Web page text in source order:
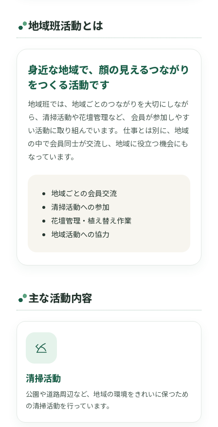
地域班活動とは
身近な地域で、顔の見えるつながり
をつくる活動です
地域班では、地域ごとのつながりを大切にしなが
ら、清掃活動や花壇管理など、 会員が参加しやす
い活動に取り組んでいます。 仕事とは別に、地域
の中で会員同士が交流し、地域に役立つ機会にも
なっています。
地域ごとの会員交流
清掃活動への参加
花壇管理・植え替え作業
地域活動への協力
主な活動内容
清掃活動
公園や道路周辺など、地域の環境をきれいに保つため
の清掃活動を行っています。